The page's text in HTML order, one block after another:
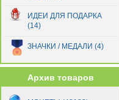
Болгария(21)
Боливия(12)
Босния и Герцеговина(15)
Ботсвана
(7)
Бурунди
ИДЕИ ДЛЯ ПОДАРКА
(14)
ЗНАЧКИ / МЕДАЛИ (4)
Архив товаров